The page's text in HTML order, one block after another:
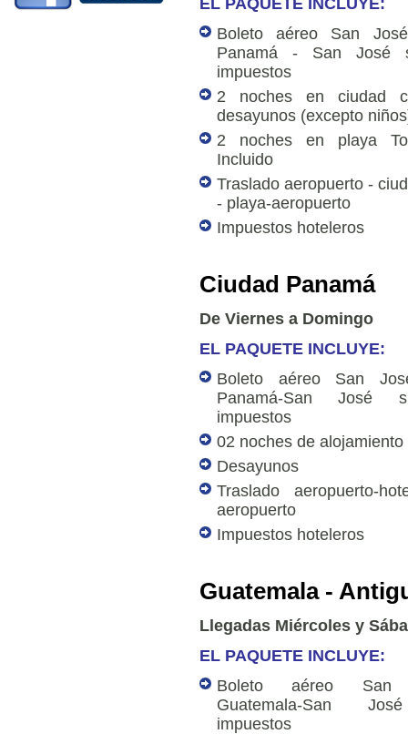
EL PAQUETE INCLUYE:
Boleto aéreo San
Panamá - San José
impuestos
2 noches en ciudad
desayunos (excepto
2 noches en playa
Incluido
Traslado aeropuerto -
- playa-aeropuerto
Impuestos hoteleros
Ciudad Panamá
De Viernes a Domingo
EL PAQUETE INCLUYE:
Boleto aéreo San
Panamá-San José
impuestos
02 noches de alojamiento
Desayunos
Traslado aeropuerto-
aeropuerto
Impuestos hoteleros
Guatemala -
Llegadas Miércoles y
EL PAQUETE INCLUYE:
Boleto aéreo San
Guatemala-San
impuestos